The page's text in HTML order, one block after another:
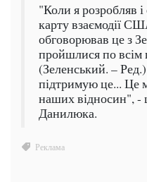
"Коли я розробляв
карту взаємодії
обговорював це з
пройшлися по всім
(Зеленський. –
підтримую це... Це
наших відносин", -
Данилюка.